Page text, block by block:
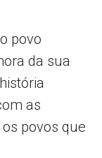
povo
da sua
as
povos que